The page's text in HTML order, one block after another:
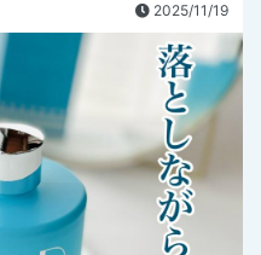
2025/11/19